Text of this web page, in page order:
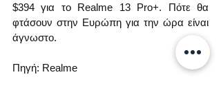
$394 για το Realme 13 Pro+. Πότε θα
φτάσουν στην Ευρώπη για την ώρα είναι
άγνωστο.
Πηγή: Realme